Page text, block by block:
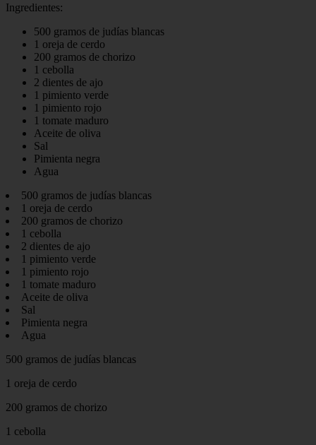
Ingredientes:
500 gramos de judías blancas
1 oreja de cerdo
200 gramos de chorizo
1 cebolla
2 dientes de ajo
1 pimiento verde
1 pimiento rojo
1 tomate maduro
Aceite de oliva
Sal
Pimienta negra
Agua
500 gramos de judías blancas
1 oreja de cerdo
200 gramos de chorizo
1 cebolla
2 dientes de ajo
1 pimiento verde
1 pimiento rojo
1 tomate maduro
Aceite de oliva
Sal
Pimienta negra
Agua
500 gramos de judías blancas
1 oreja de cerdo
200 gramos de chorizo
1 cebolla